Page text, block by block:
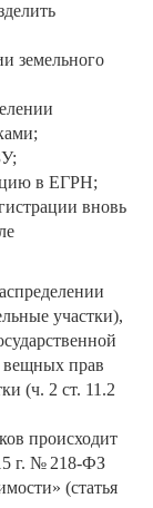
земельного
в ЕГРН;
вновь
участки),
вещных прав
(ч. 2 ст. 11.2
происходит
г. № 218-ФЗ
(статья